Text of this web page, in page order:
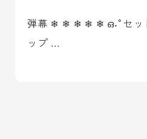
弾幕 ❄ ❄ ❄ ❄ ❄ ഒ˖°セッ
ップ …